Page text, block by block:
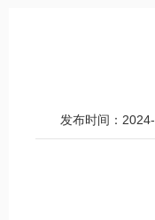
发布时间：